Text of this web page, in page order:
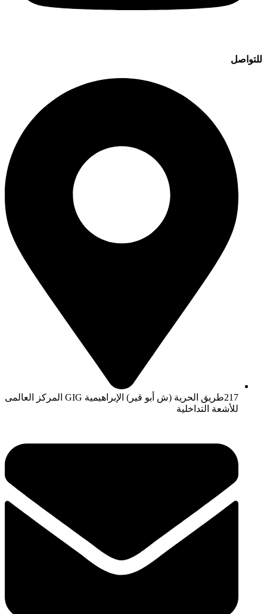
للتواصل
217طريق الحرية (ش أبو قير) الإبراهيمية GIG المركز العالمى
للأشعة التداخلية